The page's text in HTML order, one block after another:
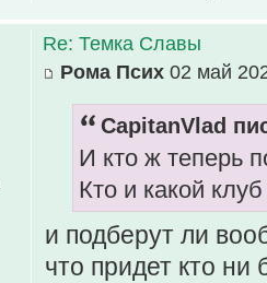
Re: Темка Славы
Рома Псих 02 май
CapitanVlad
И кто ж теперь
Кто и какой
и подберут ли
что придет кто ни